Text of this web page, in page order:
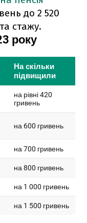
до 2 520
стажу.